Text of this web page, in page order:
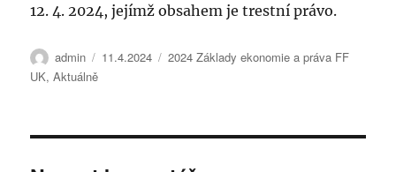
12. 4. 2024, jejímž obsahem je trestní právo.
Autor:
admin Publikováno:
11.4.2024 Rubriky:
2024 Základy ekonomie a práva FF
UK,Aktuálně